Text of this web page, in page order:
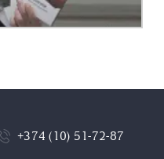
+374 (10) 51-72-87